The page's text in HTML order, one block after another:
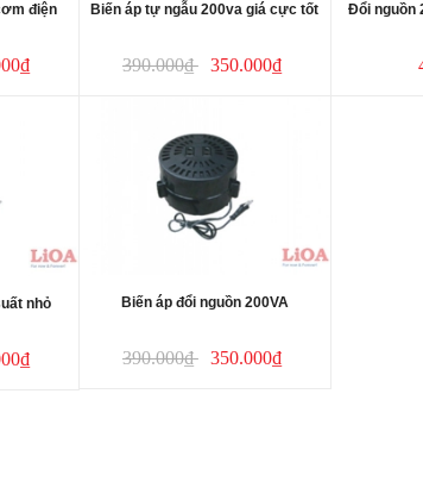
điện
Biến áp tự ngẫu 200va giá cực tốt
390.000₫ 350.000₫
Đổi nguồn
nhỏ Biến áp đổi nguồn 200VA
390.000₫ 350.000₫